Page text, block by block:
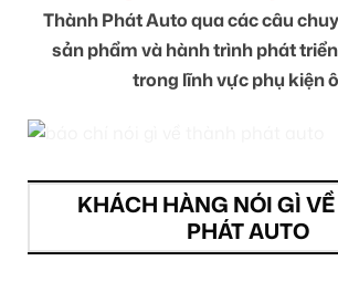
Thành Phát Auto qua các câu
sản phẩm và hành trình phát
trong lĩnh vực phụ kiện
KHÁCH HÀNG NÓI GÌ
PHÁT AUTO